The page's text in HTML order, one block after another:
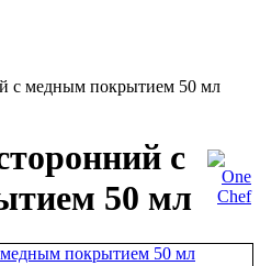
с медным покрытием 50 мл
с
50 мл